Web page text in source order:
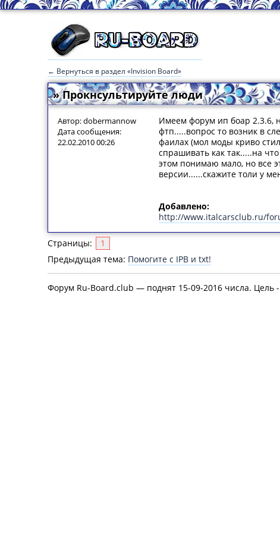
← Вернуться в раздел «Invision Board»
» Прокнсультируйте люди
Автор: dobermannow
Дата сообщения:
22.02.2010 00:26
Имеем форум ип боар 2.3.6,
фтп.....вопрос то возник в
фаилах (мол моды криво
спрашивать как так.....на
этом понимаю мало, но все
версии......скажите толи у
Добавлено:
http://www.italcarsclub.ru/
Страницы:
1
Предыдущая тема: Помогите с IPB и txt!
Форум Ru-Board.club — поднят 15-09-2016 числа. Цель